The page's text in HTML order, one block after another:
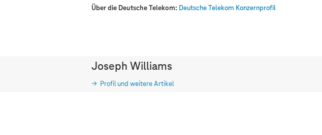
Über die Deutsche Telekom: Deutsche Telekom Konzernprofil
Joseph Williams
Profil und weitere Artikel